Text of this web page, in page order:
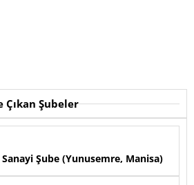
Çıkan Şubeler
Şube (Yunusemre, Manisa)